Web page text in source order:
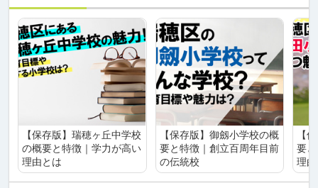
【保存版】瑞穂ヶ丘中学校
の概要と特徴｜学力が高い
理由とは
【保存版】御劔小学校の概
要と特徴｜創立百周年目前
の伝統校
【
要
理